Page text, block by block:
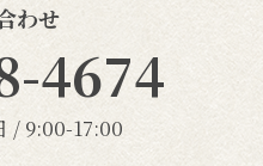
わせ
4674
/ 9:00-17:00